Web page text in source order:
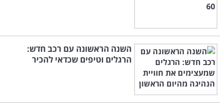
השנה הראשונה עם רכב חדש:
הרגלים וטיפים שכדאי להכיר